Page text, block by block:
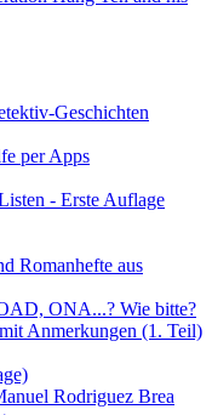
Geschichten
per Apps
- Erste Auflage
Romanhefte aus
ONA...? Wie bitte?
Anmerkungen (1. Teil)
Rodriguez Brea